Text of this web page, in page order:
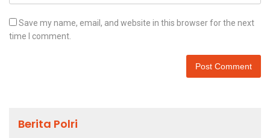
Save my name, email, and website in this browser for the next
time I comment.
Berita Polri